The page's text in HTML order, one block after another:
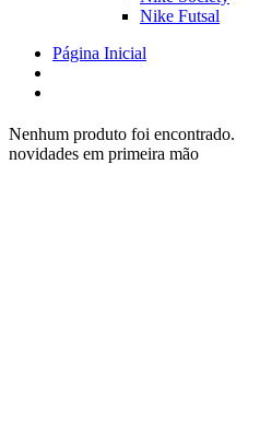
Nike Futsal
Página Inicial
Nenhum produto foi encontrado.
novidades em primeira mão